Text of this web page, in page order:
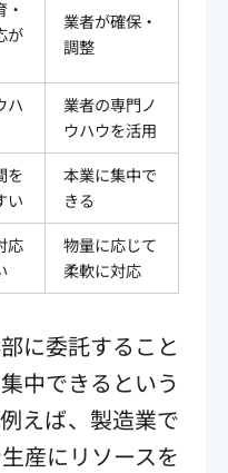
が
業者が確保・
調整
ハ
業者の専門ノ
ウハウを活用
を
い
本業に集中で
きる
応
物量に応じて
柔軟に対応
に委託すること
中できるという
えば、製造業で
産にリソースを